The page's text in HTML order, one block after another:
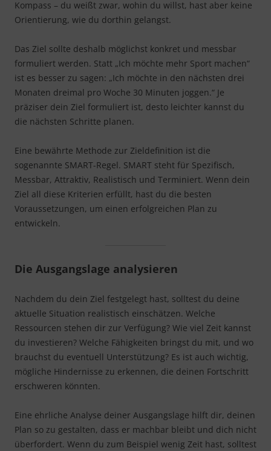
Kompass – du weißt zwar, wohin du willst, hast aber keine
Orientierung, wie du dorthin gelangst.
Das Ziel sollte deshalb möglichst konkret und messbar
formuliert werden. Statt „Ich möchte mehr Sport machen“
ist es besser zu sagen: „Ich möchte in den nächsten drei
Monaten dreimal pro Woche 30 Minuten joggen.“ Je
präziser dein Ziel formuliert ist, desto leichter kannst du
die nächsten Schritte planen.
Eine bewährte Methode zur Zieldefinition ist die
sogenannte SMART-Regel. SMART steht für Spezifisch,
Messbar, Attraktiv, Realistisch und Terminiert. Wenn dein
Ziel all diese Kriterien erfüllt, hast du die besten
Voraussetzungen, um einen erfolgreichen Plan zu
entwickeln.
Die Ausgangslage analysieren
Nachdem du dein Ziel festgelegt hast, solltest du deine
aktuelle Situation realistisch einschätzen. Welche
Ressourcen stehen dir zur Verfügung? Wie viel Zeit kannst
du investieren? Welche Fähigkeiten bringst du mit, und wo
brauchst du eventuell Unterstützung? Es ist auch wichtig,
mögliche Hindernisse zu erkennen, die deinen Fortschritt
erschweren könnten.
Eine ehrliche Analyse deiner Ausgangslage hilft dir, deinen
Plan so zu gestalten, dass er machbar bleibt und dich nicht
überfordert. Wenn du zum Beispiel wenig Zeit hast, solltest